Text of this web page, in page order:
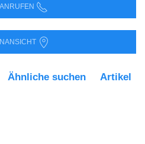
Ähnliche suchen Artikel